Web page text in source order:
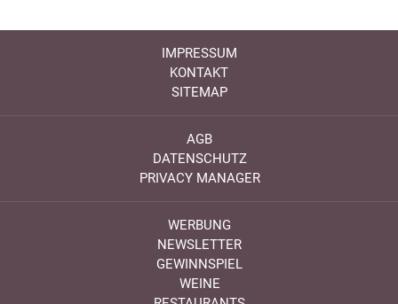
IMPRESSUM
KONTAKT
SITEMAP
AGB
DATENSCHUTZ
PRIVACY MANAGER
WERBUNG
NEWSLETTER
GEWINNSPIEL
WEINE